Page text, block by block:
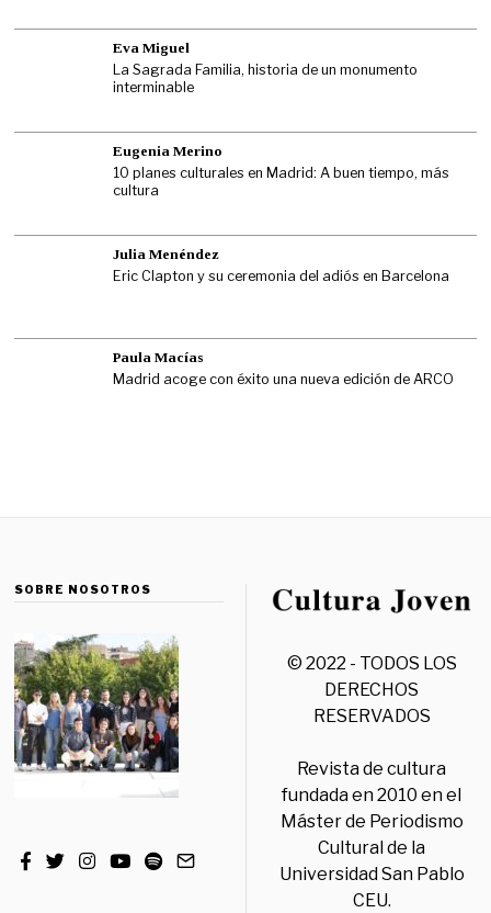
Eva Miguel
La Sagrada Familia, historia de un monumento
interminable
Eugenia Merino
10 planes culturales en Madrid: A buen tiempo, más
cultura
Julia Menéndez
Eric Clapton y su ceremonia del adiós en Barcelona
Paula Macías
Madrid acoge con éxito una nueva edición de ARCO
SOBRE NOSOTROS
© 2022 - TODOS LOS
DERECHOS
RESERVADOS
Revista de cultura
fundada en 2010 en el
Máster de Periodismo
Cultural de la
Universidad San Pablo
CEU.